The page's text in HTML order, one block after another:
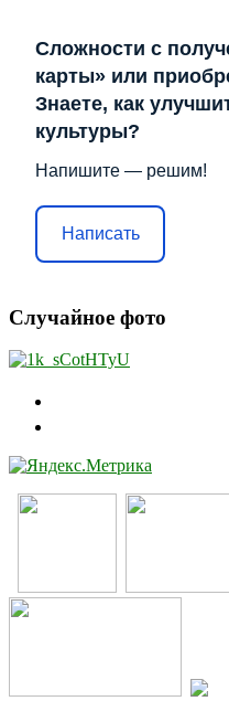
Сложности с
карты» или
Знаете, как
культуры?
Напишите — решим!
Написать
Случайное фото